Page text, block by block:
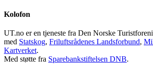
Kolofon
UT.no er en tjeneste fra Den Norske
med Statskog, Friluftsrådenes Landsforbund,
Kartverket.
Med støtte fra Sparebankstiftelsen DNB.